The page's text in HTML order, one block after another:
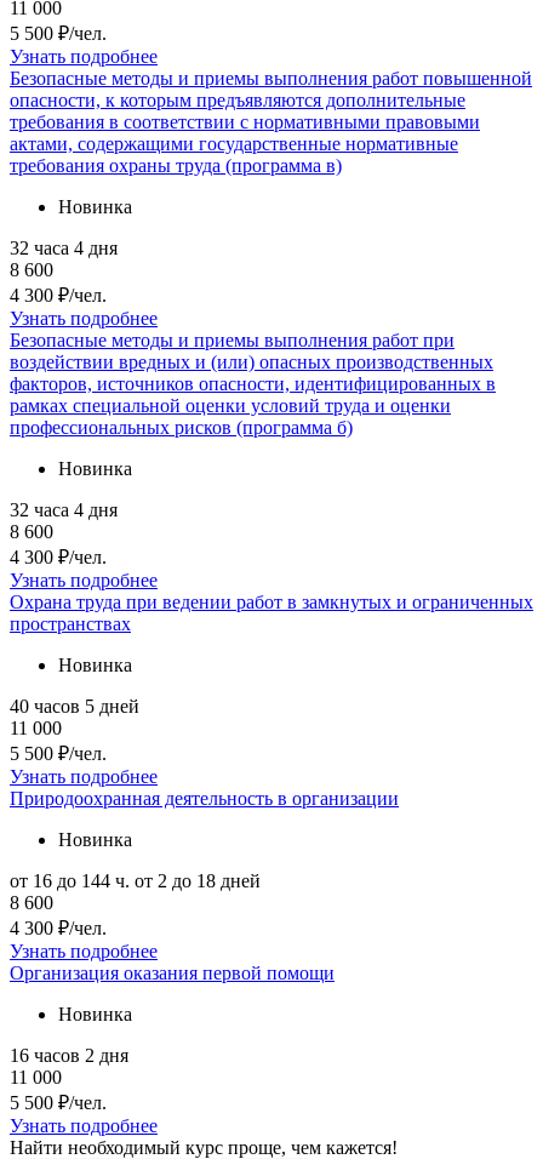
11 000
5 500 ₽/чел.
Узнать подробнее
Безопасные методы и приемы выполнения работ повышенной
опасности, к которым предъявляются дополнительные
требования в соответствии с нормативными правовыми
актами, содержащими государственные нормативные
требования охраны труда (программа в)
Новинка
32 часа 4 дня
8 600
4 300 ₽/чел.
Узнать подробнее
Безопасные методы и приемы выполнения работ при
воздействии вредных и (или) опасных производственных
факторов, источников опасности, идентифицированных в
рамках специальной оценки условий труда и оценки
профессиональных рисков (программа б)
Новинка
32 часа 4 дня
8 600
4 300 ₽/чел.
Узнать подробнее
Охрана труда при ведении работ в замкнутых и ограниченных
пространствах
Новинка
40 часов 5 дней
11 000
5 500 ₽/чел.
Узнать подробнее
Природоохранная деятельность в организации
Новинка
от 16 до 144 ч. от 2 до 18 дней
8 600
4 300 ₽/чел.
Узнать подробнее
Организация оказания первой помощи
Новинка
16 часов 2 дня
11 000
5 500 ₽/чел.
Узнать подробнее
Найти необходимый курс проще, чем кажется!